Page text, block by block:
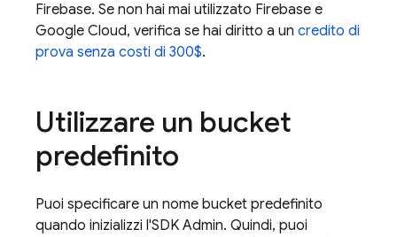
Firebase. Se non hai mai utilizzato Firebase e
Google Cloud, verifica se hai diritto a un credito di
prova senza costi di 300$.
Utilizzare un bucket
predefinito
Puoi specificare un nome bucket predefinito
quando inizializzi l'SDK Admin. Quindi, puoi